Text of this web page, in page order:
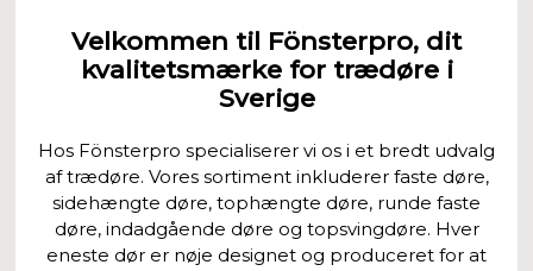
Velkommen til Fönsterpro, dit
kvalitetsmærke for trædøre i
Sverige
Hos Fönsterpro specialiserer vi os i et bredt udvalg
af trædøre. Vores sortiment inkluderer faste døre,
sidehængte døre, tophængte døre, runde faste
døre, indadgående døre og topsvingdøre. Hver
eneste dør er nøje designet og produceret for at